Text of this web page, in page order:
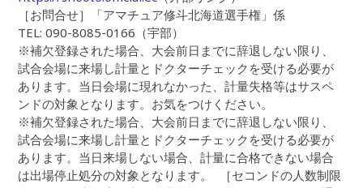
［お問合せ］「アマチュア修斗北海道選手権」係
TEL: 090-8085-0166（宇部）
※補欠登録された場合、大会前日までに辞退しない限り、
試合会場に来場し計量とドクターチェックを受ける必要が
あります。当日会場に現れなかった、計量失格等はサスペ
ンドの対象となります。お気をつけください。
※補欠登録された場合、大会前日までに辞退しない限り、
試合会場に来場し計量とドクターチェックを受ける必要が
あります。当日来場しない場合、計量に合格できない場合
は出場停止処分の対象となります。 ［セコンドの人数制限